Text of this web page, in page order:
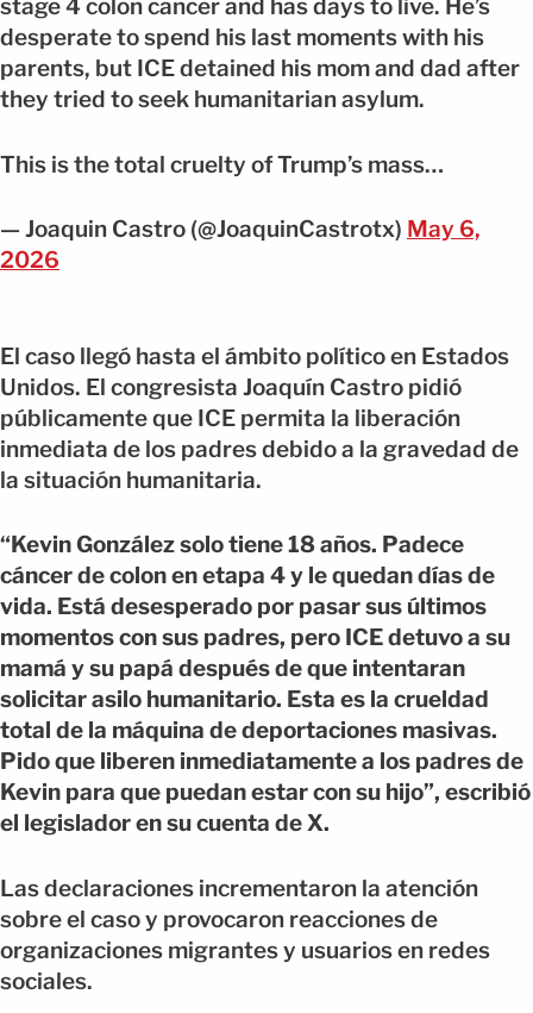
stage 4 colon cancer and has days to live. He’s
desperate to spend his last moments with his
parents, but ICE detained his mom and dad after
they tried to seek humanitarian asylum.
This is the total cruelty of Trump’s mass…
— Joaquin Castro (@JoaquinCastrotx) May 6,
2026
El caso llegó hasta el ámbito político en Estados
Unidos. El congresista Joaquín Castro pidió
públicamente que ICE permita la liberación
inmediata de los padres debido a la gravedad de
la situación humanitaria.
“Kevin González solo tiene 18 años. Padece
cáncer de colon en etapa 4 y le quedan días de
vida. Está desesperado por pasar sus últimos
momentos con sus padres, pero ICE detuvo a su
mamá y su papá después de que intentaran
solicitar asilo humanitario. Esta es la crueldad
total de la máquina de deportaciones masivas.
Pido que liberen inmediatamente a los padres de
Kevin para que puedan estar con su hijo”, escribió
el legislador en su cuenta de X.
Las declaraciones incrementaron la atención
sobre el caso y provocaron reacciones de
organizaciones migrantes y usuarios en redes
sociales.